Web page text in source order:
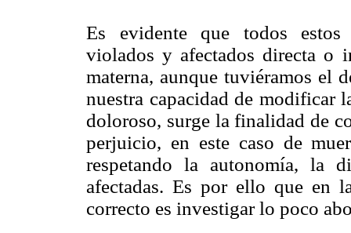
Es evidente que todos estos
violados y afectados directa o
materna, aunque tuviéramos el
nuestra capacidad de modificar
doloroso, surge la finalidad de
perjuicio, en este caso de
respetando la autonomía, la
afectadas. Es por ello que
correcto es investigar lo poco